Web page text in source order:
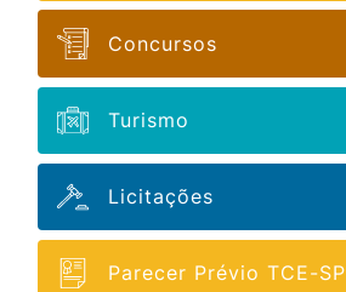
Concursos
Turismo
Licitações
Parecer Prévio TCE-SP